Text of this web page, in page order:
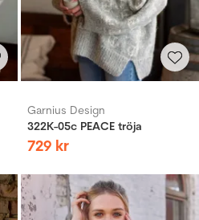
Garnius Design
322K-05c PEACE tröja
729 kr